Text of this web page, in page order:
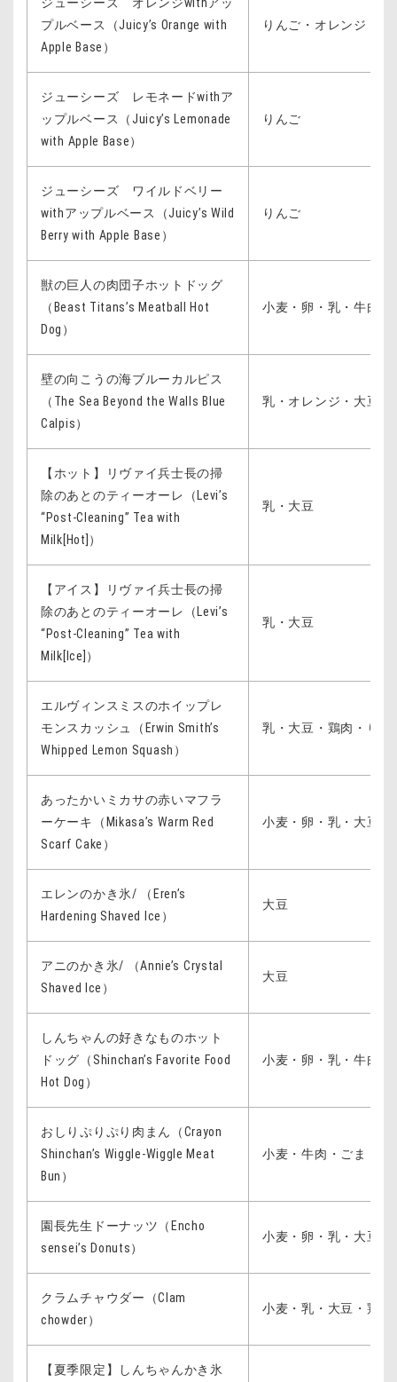
プルベース（Juicy’s Orange with
Apple Base）
りんご・オレンジ
ジューシーズ レモネードwithア
ップルベース（Juicy’s Lemonade
with Apple Base）
りんご
ジューシーズ ワイルドベリー
withアップルベース（Juicy’s Wild
Berry with Apple Base）
りんご
獣の巨人の肉団子ホットドッグ
（Beast Titans’s Meatball Hot
Dog）
小麦・卵・乳・牛肉
壁の向こうの海ブルーカルピス
（The Sea Beyond the Walls Blue
Calpis）
乳・オレンジ・大豆
【ホット】リヴァイ兵士長の掃
除のあとのティーオーレ（Levi’s
“Post-Cleaning” Tea with
Milk[Hot]）
乳・大豆
【アイス】リヴァイ兵士長の掃
除のあとのティーオーレ（Levi’s
“Post-Cleaning” Tea with
Milk[Ice]）
乳・大豆
エルヴィンスミスのホイップレ
モンスカッシュ（Erwin Smith’s
Whipped Lemon Squash）
乳・大豆・鶏肉・りん
あったかいミカサの赤いマフラ
ーケーキ（Mikasa’s Warm Red
Scarf Cake）
小麦・卵・乳・大豆
エレンのかき氷/ （Eren’s
Hardening Shaved Ice）
大豆
アニのかき氷/ （Annie’s Crystal
Shaved Ice）
大豆
しんちゃんの好きなものホット
ドッグ（Shinchan’s Favorite Food
Hot Dog）
小麦・卵・乳・牛肉
おしりぷりぷり肉まん（Crayon
Shinchan’s Wiggle-Wiggle Meat
Bun）
小麦・牛肉・ごま・大
園長先生ドーナッツ（Encho
sensei’s Donuts）
小麦・卵・乳・大豆・
クラムチャウダー（Clam
chowder）
小麦・乳・大豆・鶏肉
【夏季限定】しんちゃんかき氷